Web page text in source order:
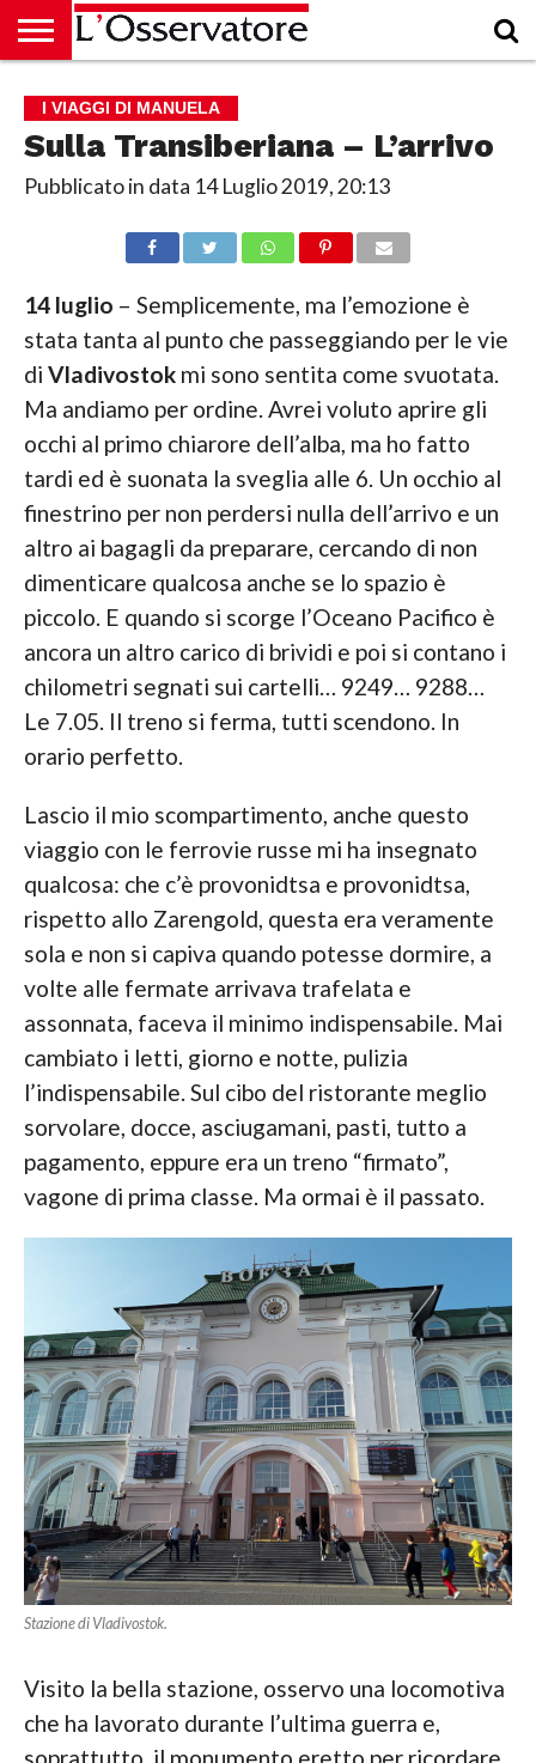
CULTURA
ECONOMIA
RUBRICHE
ARCHIVIO
PODCAST
ABBONAMENTO
CHI
SIAMO
ACCEDI
I VIAGGI DI MANUELA
Sulla Transiberiana – L’arrivo
Pubblicato in data 14 Luglio 2019, 20:13
14 luglio – Semplicemente, ma l’emozione è
stata tanta al punto che passeggiando per le vie
di Vladivostokmi sono sentita come svuotata.
Ma andiamo per ordine. Avrei voluto aprire gli
occhi al primo chiarore dell’alba, ma ho fatto
tardi ed è suonata la sveglia alle 6. Un occhio al
finestrino per non perdersi nulla dell’arrivo e un
altro ai bagagli da preparare, cercando di non
dimenticare qualcosa anche se lo spazio è
piccolo. E quando si scorge l’Oceano Pacifico è
ancora un altro carico di brividi e poi si contano i
chilometri segnati sui cartelli… 9249… 9288…
Le 7.05. Il treno si ferma, tutti scendono. In
orario perfetto.
Lascio il mio scompartimento, anche questo
viaggio con le ferrovie russe mi ha insegnato
qualcosa: che c’è provonidtsa e provonidtsa,
rispetto allo Zarengold, questa era veramente
sola e non si capiva quando potesse dormire, a
volte alle fermate arrivava trafelata e
assonnata, faceva il minimo indispensabile. Mai
cambiato i letti, giorno e notte, pulizia
l’indispensabile. Sul cibo del ristorante meglio
sorvolare, docce, asciugamani, pasti, tutto a
pagamento, eppure era un treno “firmato”,
vagone di prima classe. Ma ormai è il passato.
Stazione di Vladivostok.
Visito la bella stazione, osservo una locomotiva
che ha lavorato durante l’ultima guerra e,
soprattutto, il monumento eretto per ricordare